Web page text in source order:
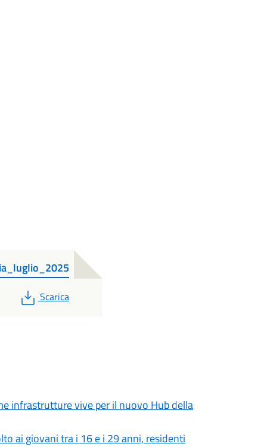
PDF
Scarica
infrastrutture vive per il nuovo Hub della
ai giovani tra i 16 e i 29 anni, residenti